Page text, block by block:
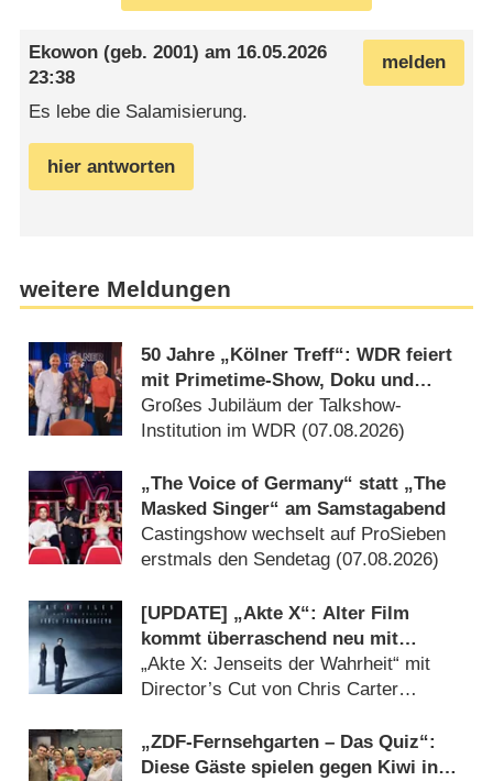
melden
Ekowon (geb. 2001) am 16.05.2026
23:38
Es lebe die Salamisierung.
hier antworten
weitere Meldungen
50 Jahre „Kölner Treff“: WDR feiert
mit Primetime-Show, Doku und
Rückblicken
Großes Jubiläum der Talkshow-
Institution im WDR (07.08.2026)
„The Voice of Germany“ statt „The
Masked Singer“ am Samstagabend
Castingshow wechselt auf ProSieben
erstmals den Sendetag (07.08.2026)
[UPDATE] „Akte X“: Alter Film
kommt überraschend neu mit
deutlich mehr Horror
„Akte X: Jenseits der Wahrheit“ mit
Director’s Cut von Chris Carter
„ZDF-Fernsehgarten – Das Quiz“:
Diese Gäste spielen gegen Kiwi in